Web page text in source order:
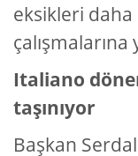
eksikleri
Italiano
taşınıyor
Başkan